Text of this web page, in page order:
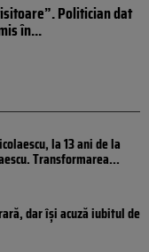
Politician dat
în...
la 13 ani de la
Transformarea...
dar își acuză iubitul de